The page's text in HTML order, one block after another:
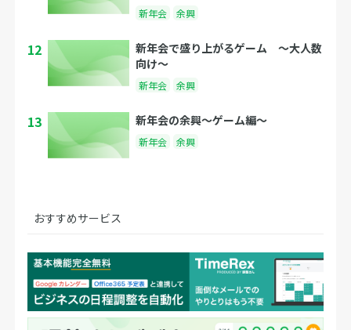
新年会 余興
12
新年会で盛り上がるゲーム 〜大人数
向け〜
新年会 余興
13 新年会の余興〜ゲーム編〜
新年会 余興
おすすめサービス